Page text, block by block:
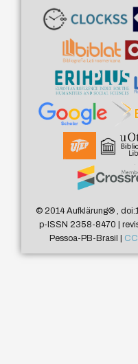
© 2014 Aufklärung®,
p-ISSN 2358-8470 |
Pessoa-PB-Brasil |